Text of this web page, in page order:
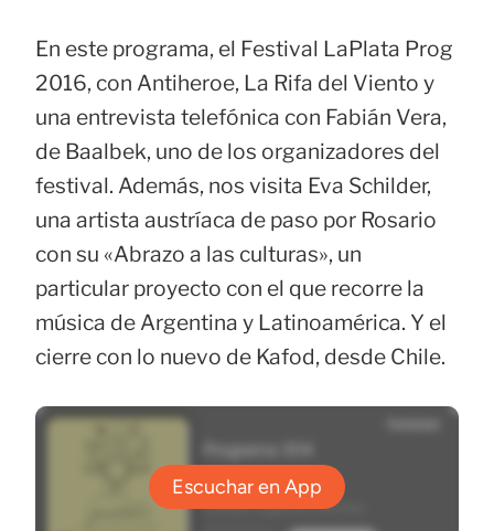
En este programa, el Festival LaPlata Prog
2016, con Antiheroe, La Rifa del Viento y
una entrevista telefónica con Fabián Vera,
de Baalbek, uno de los organizadores del
festival. Además, nos visita Eva Schilder,
una artista austríaca de paso por Rosario
con su «Abrazo a las culturas», un
particular proyecto con el que recorre la
música de Argentina y Latinoamérica. Y el
cierre con lo nuevo de Kafod, desde Chile.